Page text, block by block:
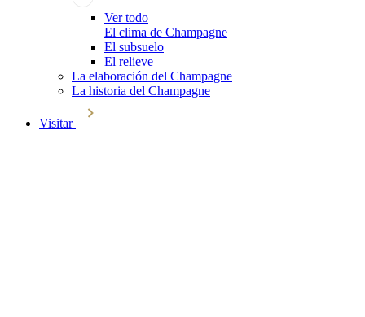
Ver todo
El clima de Champagne
El subsuelo
El relieve
La elaboración del Champagne
La historia del Champagne
Visitar